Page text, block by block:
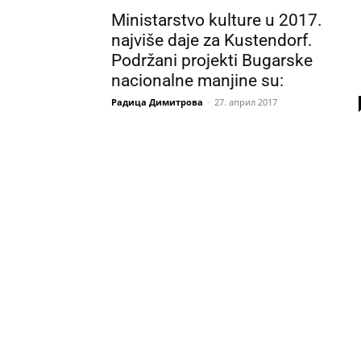
Ministarstvo kulture u 2017.
najviše daje za Kustendorf.
Podržani projekti Bugarske
nacionalne manjine su:
Радица Димитрова - 27. април 2017